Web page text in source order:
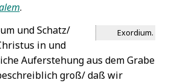
.
Exordium.
und Schatz/
in und
Auferstehung aus dem Grabe
groß/ daß wir